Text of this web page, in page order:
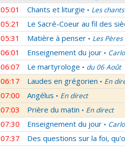
05:01 Chants et liturgie • Les
05:21 Le Sacré-Coeur au fil des
05:31 Matière à penser • Les
06:01 Enseignement du jour •
06:07 Le martyrologe • du 06 Août
06:17 Laudes en grégorien • En
07:00 Angélus • En direct
07:03 Prière du matin • En direct
07:30 Enseignement du jour •
07:37 Des questions sur la foi,